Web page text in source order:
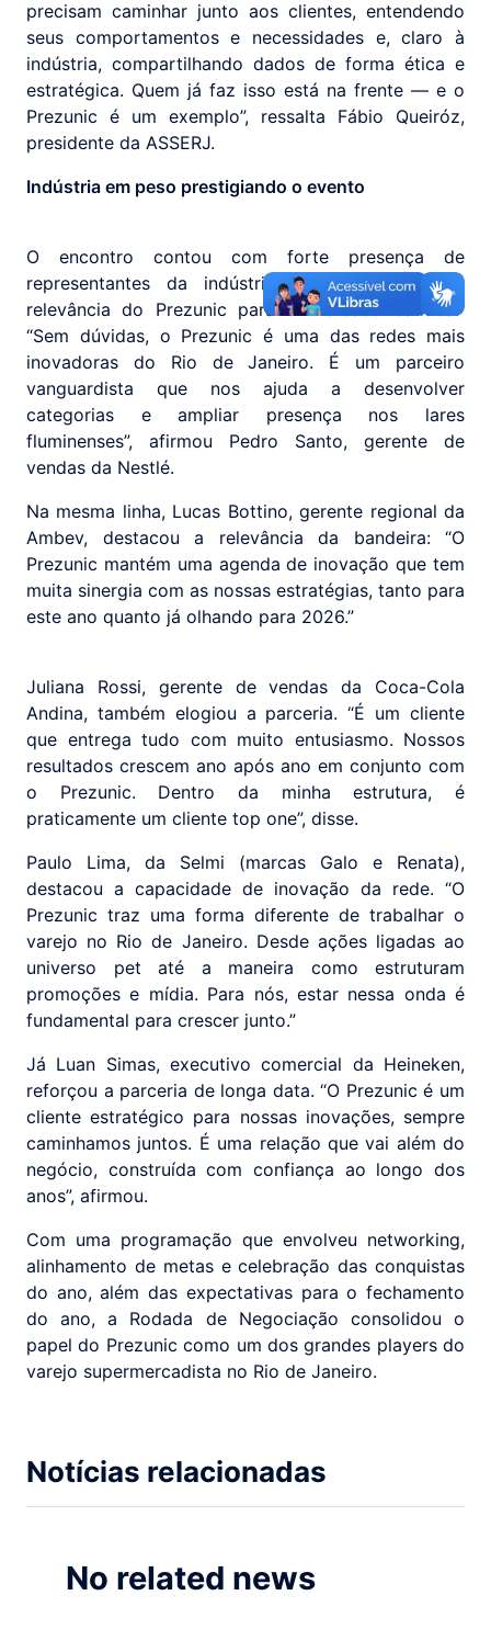
precisam caminhar junto aos clientes, entendendo
seus comportamentos e necessidades e, claro à
indústria, compartilhando dados de forma ética e
estratégica. Quem já faz isso está na frente — e o
Prezunic é um exemplo”, ressalta Fábio Queiróz,
presidente da ASSERJ.
Indústria em peso prestigiando o evento
O encontro contou com forte presença de
representantes da indústria, que ressaltaram a
relevância do Prezunic para o mercado carioca.
“Sem dúvidas, o Prezunic é uma das redes mais
inovadoras do Rio de Janeiro. É um parceiro
vanguardista que nos ajuda a desenvolver
categorias e ampliar presença nos lares
fluminenses”, afirmou Pedro Santo, gerente de
vendas da Nestlé.
Na mesma linha, Lucas Bottino, gerente regional da
Ambev, destacou a relevância da bandeira: “O
Prezunic mantém uma agenda de inovação que tem
muita sinergia com as nossas estratégias, tanto para
este ano quanto já olhando para 2026.”
Juliana Rossi, gerente de vendas da Coca-Cola
Andina, também elogiou a parceria. “É um cliente
que entrega tudo com muito entusiasmo. Nossos
resultados crescem ano após ano em conjunto com
o Prezunic. Dentro da minha estrutura, é
praticamente um cliente top one”, disse.
Paulo Lima, da Selmi (marcas Galo e Renata),
destacou a capacidade de inovação da rede. “O
Prezunic traz uma forma diferente de trabalhar o
varejo no Rio de Janeiro. Desde ações ligadas ao
universo pet até a maneira como estruturam
promoções e mídia. Para nós, estar nessa onda é
fundamental para crescer junto.”
Já Luan Simas, executivo comercial da Heineken,
reforçou a parceria de longa data. “O Prezunic é um
cliente estratégico para nossas inovações, sempre
caminhamos juntos. É uma relação que vai além do
negócio, construída com confiança ao longo dos
anos”, afirmou.
Com uma programação que envolveu networking,
alinhamento de metas e celebração das conquistas
do ano, além das expectativas para o fechamento
do ano, a Rodada de Negociação consolidou o
papel do Prezunic como um dos grandes players do
varejo supermercadista no Rio de Janeiro.
Notícias relacionadas
No related news